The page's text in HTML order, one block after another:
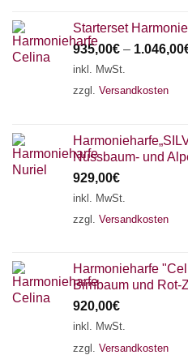
Starterset
935,00€ – 1.046,00
inkl. MwSt.
zzgl. Versandkosten
Nussbaum- und
929,00€
inkl. MwSt.
zzgl. Versandkosten
Harmonieharfe
Birnbaum und Rot-
920,00€
inkl. MwSt.
zzgl. Versandkosten